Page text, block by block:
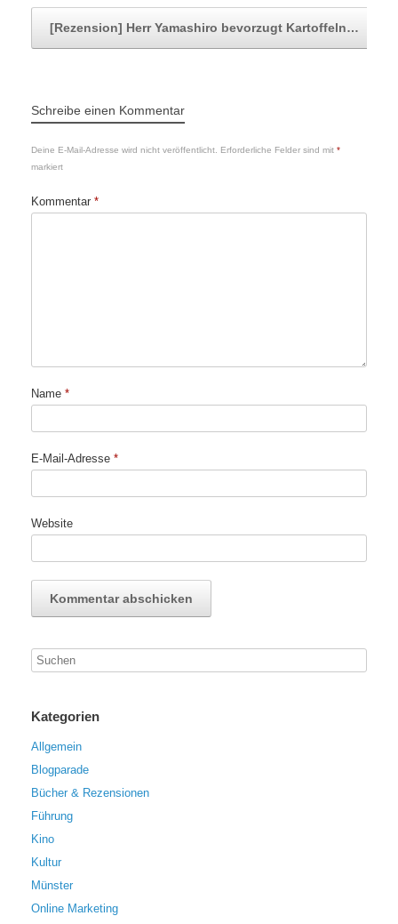
[Rezension] Herr Yamashiro bevorzugt Kartoffeln…
Schreibe einen Kommentar
Deine E-Mail-Adresse wird nicht veröffentlicht. Erforderliche Felder sind mit *
markiert
Kommentar *
Name *
E-Mail-Adresse *
Website
Kategorien
Allgemein
Blogparade
Bücher & Rezensionen
Führung
Kino
Kultur
Münster
Online Marketing